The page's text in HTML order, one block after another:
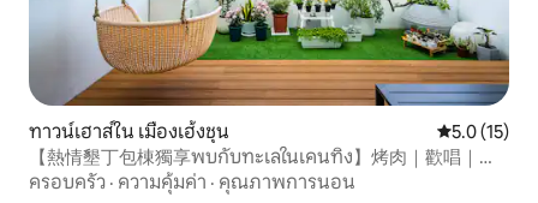
ทาวน์เฮาส์ใน เมืองเฮ้งชุน คะแนนเฉลี่ย
5.0 (15)
【熱情墾丁包棟獨享พบกับทะเลในเคนทิง】烤肉｜歡唱｜電
梯｜ 電動麻將
ครอบครัว · ความคุ้มค่า · คุณภาพการนอน